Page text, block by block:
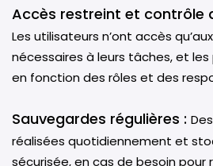
Accès restreint et contrôle
Les utilisateurs n’ont accès
nécessaires à leurs tâches, et
en fonction des rôles et des
Sauvegardes régulières :
réalisées quotidiennement et
sécurisée, en cas de besoin pour